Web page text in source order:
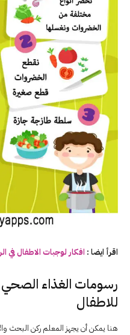
اقرأ ايضا : افكار لوجبات الاطفال
رسومات الغذاء
للاطفال
هنا يمكن أن يجهز المعلم ركن